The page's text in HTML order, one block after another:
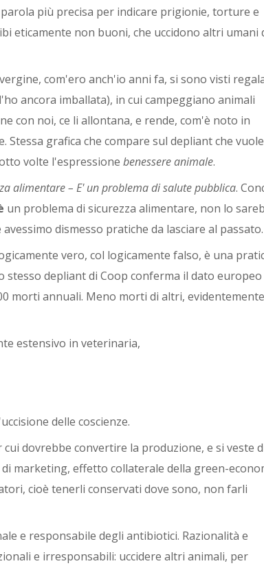
più precisa per indicare prigionie, torture e
eticamente non buoni, che uccidono altri umani
com'ero anch'io anni fa, si sono visti
ancora imballata), in cui campeggiano animali
con noi, ce li allontana, e rende, com'è noto in
grafica che compare sul depliant che vuole
volte l'espressione benessere animale.
alimentare – E' un problema di salute pubblica.
un problema di sicurezza alimentare, non lo
dismesso pratiche da lasciare al passato.
vero, col logicamente falso, è una
depliant di Coop conferma il dato europeo
morti annuali. Meno morti di altri,
estensivo in veterinaria,
delle coscienze.
dovrebbe convertire la produzione, e si veste
marketing, effetto collaterale della green-
cioè tenerli conservati dove sono, non farli
e responsabile degli antibiotici. Razionalità e
e irresponsabili: uccidere altri animali, per